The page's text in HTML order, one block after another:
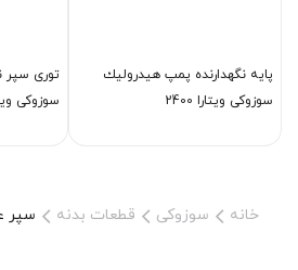
پایه نگهدارنده پمپ هیدرولیك
سوزوکی ویتارا 2400
توری سپر
سوزوکی
خانه سوزوکی قطعات بدنه سپر